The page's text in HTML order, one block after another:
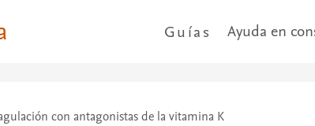
Guías Ayuda en
con antagonistas de la vitamina K